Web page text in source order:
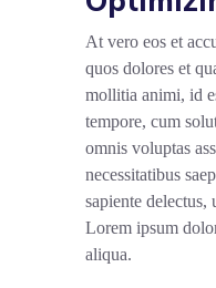
At vero eos et
quos dolores et
mollitia animi, id
tempore, cum
omnis voluptas
necessitatibus
sapiente delectus,
Lorem ipsum
aliqua.